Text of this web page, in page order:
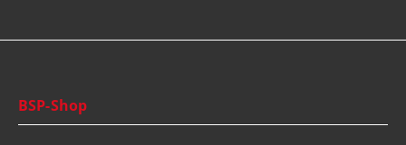
BSP-Shop